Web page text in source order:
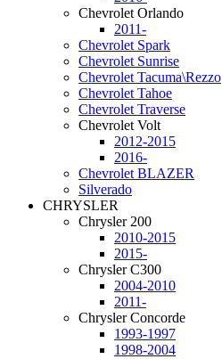
Chevrolet Orlando
2011-
Chevrolet Spark
Chevrolet Sunrise
Chevrolet Tacuma\Rezzo
Chevrolet Tahoe
Chevrolet Traverse
Chevrolet Volt
2012-2015
2016-
Chevrolet BLAZER
Silverado
CHRYSLER
Chrysler 200
2010-2015
2015-
Chrysler C300
2004-2010
2011-
Chrysler Concorde
1993-1997
1998-2004